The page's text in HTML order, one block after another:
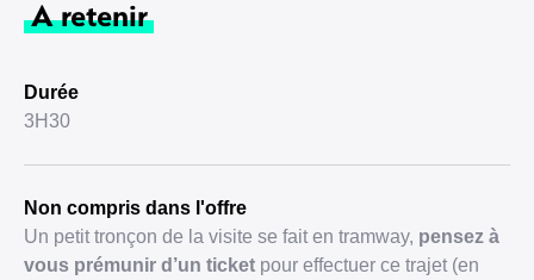
A retenir
Durée
3H30
Non compris dans l'offre
Un petit tronçon de la visite se fait en tramway, pensez à
vous prémunir d’un ticket pour effectuer ce trajet (en